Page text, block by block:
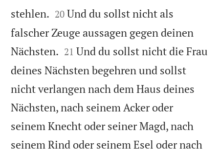
stehlen. 

20 Und du sollst nicht als
falscher Zeuge aussagen gegen deinen
Nächsten. 

21 Und du sollst nicht die Frau
deines Nächsten begehren und sollst
nicht verlangen nach dem Haus deines
Nächsten, nach seinem Acker oder
seinem Knecht oder seiner Magd, nach
seinem Rind oder seinem Esel oder nach